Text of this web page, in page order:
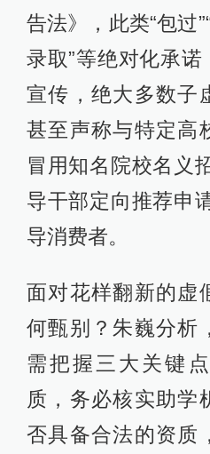
告法》，此类“包过
录取”等绝对化承
宣传，绝大多数子
甚至声称与特定高
冒用知名院校名义
导干部定向推荐申
导消费者。
面对花样翻新的虚
何甄别？朱巍分析
需把握三大关键
质，务必核实助学
否具备合法的资质